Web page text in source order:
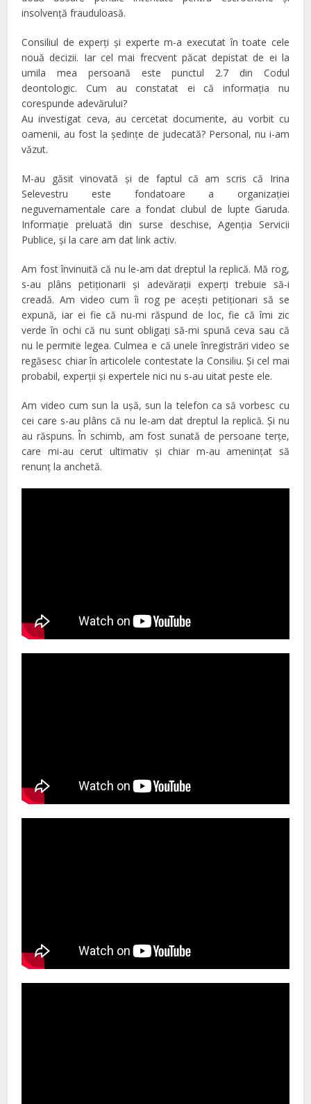
insolvenţă frauduloasă.
Consiliul de experţi şi experte m-a executat în toate cele
nouă decizii. Iar cel mai frecvent păcat depistat de ei la
umila mea persoană este punctul 2.7 din Codul
deontologic. Cum au constatat ei că informaţia nu
corespunde adevărului?
Au investigat ceva, au cercetat documente, au vorbit cu
oamenii, au fost la şedinţe de judecată? Personal, nu i-am
văzut.
M-au găsit vinovată şi de faptul că am scris că Irina
Selevestru este fondatoare a organizaţiei
neguvernamentale care a fondat clubul de lupte Garuda.
Informaţie preluată din surse deschise, Agenţia Servicii
Publice, şi la care am dat link activ.
Am fost învinuită că nu le-am dat dreptul la replică. Mă rog,
s-au plâns petiţionarii şi adevăraţii experţi trebuie să-i
creadă. Am video cum îi rog pe aceşti petiţionari să se
expună, iar ei fie că nu-mi răspund de loc, fie că îmi zic
verde în ochi că nu sunt obligaţi să-mi spună ceva sau că
nu le permite legea. Culmea e că unele înregistrări video se
regăsesc chiar în articolele contestate la Consiliu. Şi cel mai
probabil, experţii şi expertele nici nu s-au uitat peste ele.
Am video cum sun la uşă, sun la telefon ca să vorbesc cu
cei care s-au plâns că nu le-am dat dreptul la replică. Şi nu
au răspuns. În schimb, am fost sunată de persoane terţe,
care mi-au cerut ultimativ şi chiar m-au ameninţat să
renunţ la anchetă.